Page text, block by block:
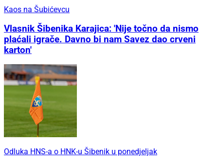
Kaos na Šubićevcu
Vlasnik Šibenika Karajica: 'Nije točno da nismo
plaćali igrače. Davno bi nam Savez dao crveni
karton'
Odluka HNS-a o HNK-u Šibenik u ponedjeljak